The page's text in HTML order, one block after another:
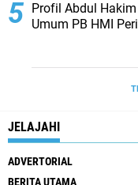
Profil Abdul
Umum PB HMI
JELAJAHI
ADVERTORIAL
BERITA UTAMA